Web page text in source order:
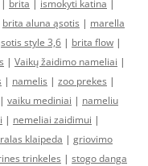
| brita | ismokyti katina |
brita aluna ąsotis | marella
style 3,6 | brita flow |
| Vaikų žaidimo nameliai |
| namelis | zoo prekes |
| vaiku mediniai | nameliu
| nemeliai zaidimui |
klaipeda | griovimo
trinkeles | stogo danga